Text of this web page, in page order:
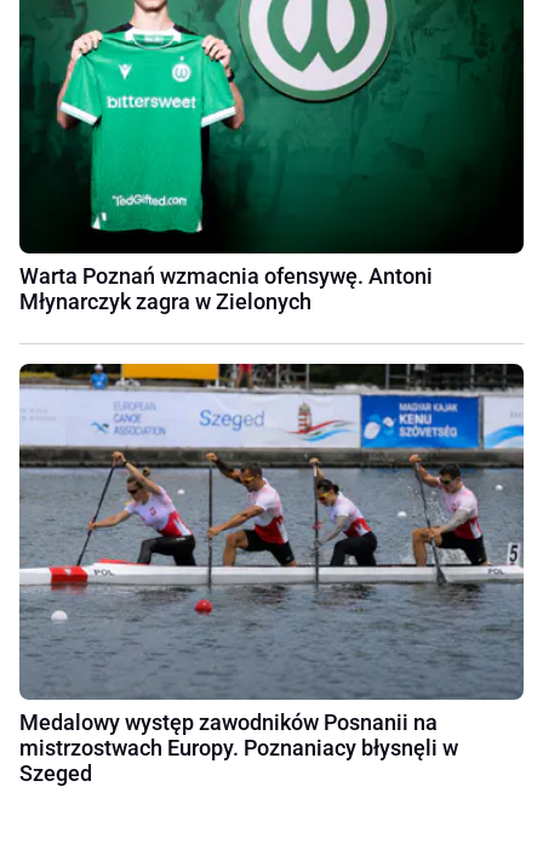
Warta Poznań wzmacnia ofensywę. Antoni
Młynarczyk zagra w Zielonych
Medalowy występ zawodników Posnanii na
mistrzostwach Europy. Poznaniacy błysnęli w
Szeged